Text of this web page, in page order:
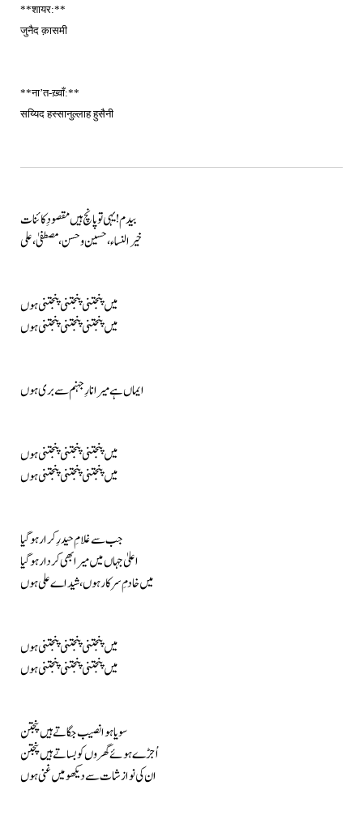
**शायर:**
जुनैद क़ासमी
**ना’त-ख़्वाँ:**
सय्यिद हस्सानुल्लाह हुसैनी
بیدم! یہی تو پانچ ہیں مقصودِ کائنات
خیر النساء، حسین و حسن، مصطفیٰ، علی
میں پنجتنی پنجتنی پنجتنی ہوں
میں پنجتنی پنجتنی پنجتنی ہوں
ایماں ہے میرا نارِ جہنم سے بری ہوں
میں پنجتنی پنجتنی پنجتنی ہوں
میں پنجتنی پنجتنی پنجتنی ہوں
جب سے غلامِ حیدرِ کرار ہو گیا
اعلیٰ جہاں میں میرا بھی کردار ہو گیا
میں خادمِ سرکار ہوں، شیداے علی ہوں
میں پنجتنی پنجتنی پنجتنی ہوں
میں پنجتنی پنجتنی پنجتنی ہوں
سویا ہوا نصیب جگاتے ہیں پنجتن
اُجڑے ہوئے گھروں کو بساتے ہیں پنجتن
ان کی نوازشات سے دیکھو میں غنی ہوں